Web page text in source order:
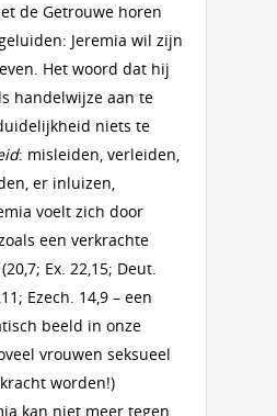
de Getrouwe horen
Jeremia wil zijn
Het woord dat hij
handelwijze aan te
niets te
: misleiden, verleiden,
er inluizen,
voelt zich door
een verkrachte
Ex. 22,15; Deut.
Ezech. 14,9 – een
beeld in onze
vrouwen seksueel
worden!)
kan niet meer tegen